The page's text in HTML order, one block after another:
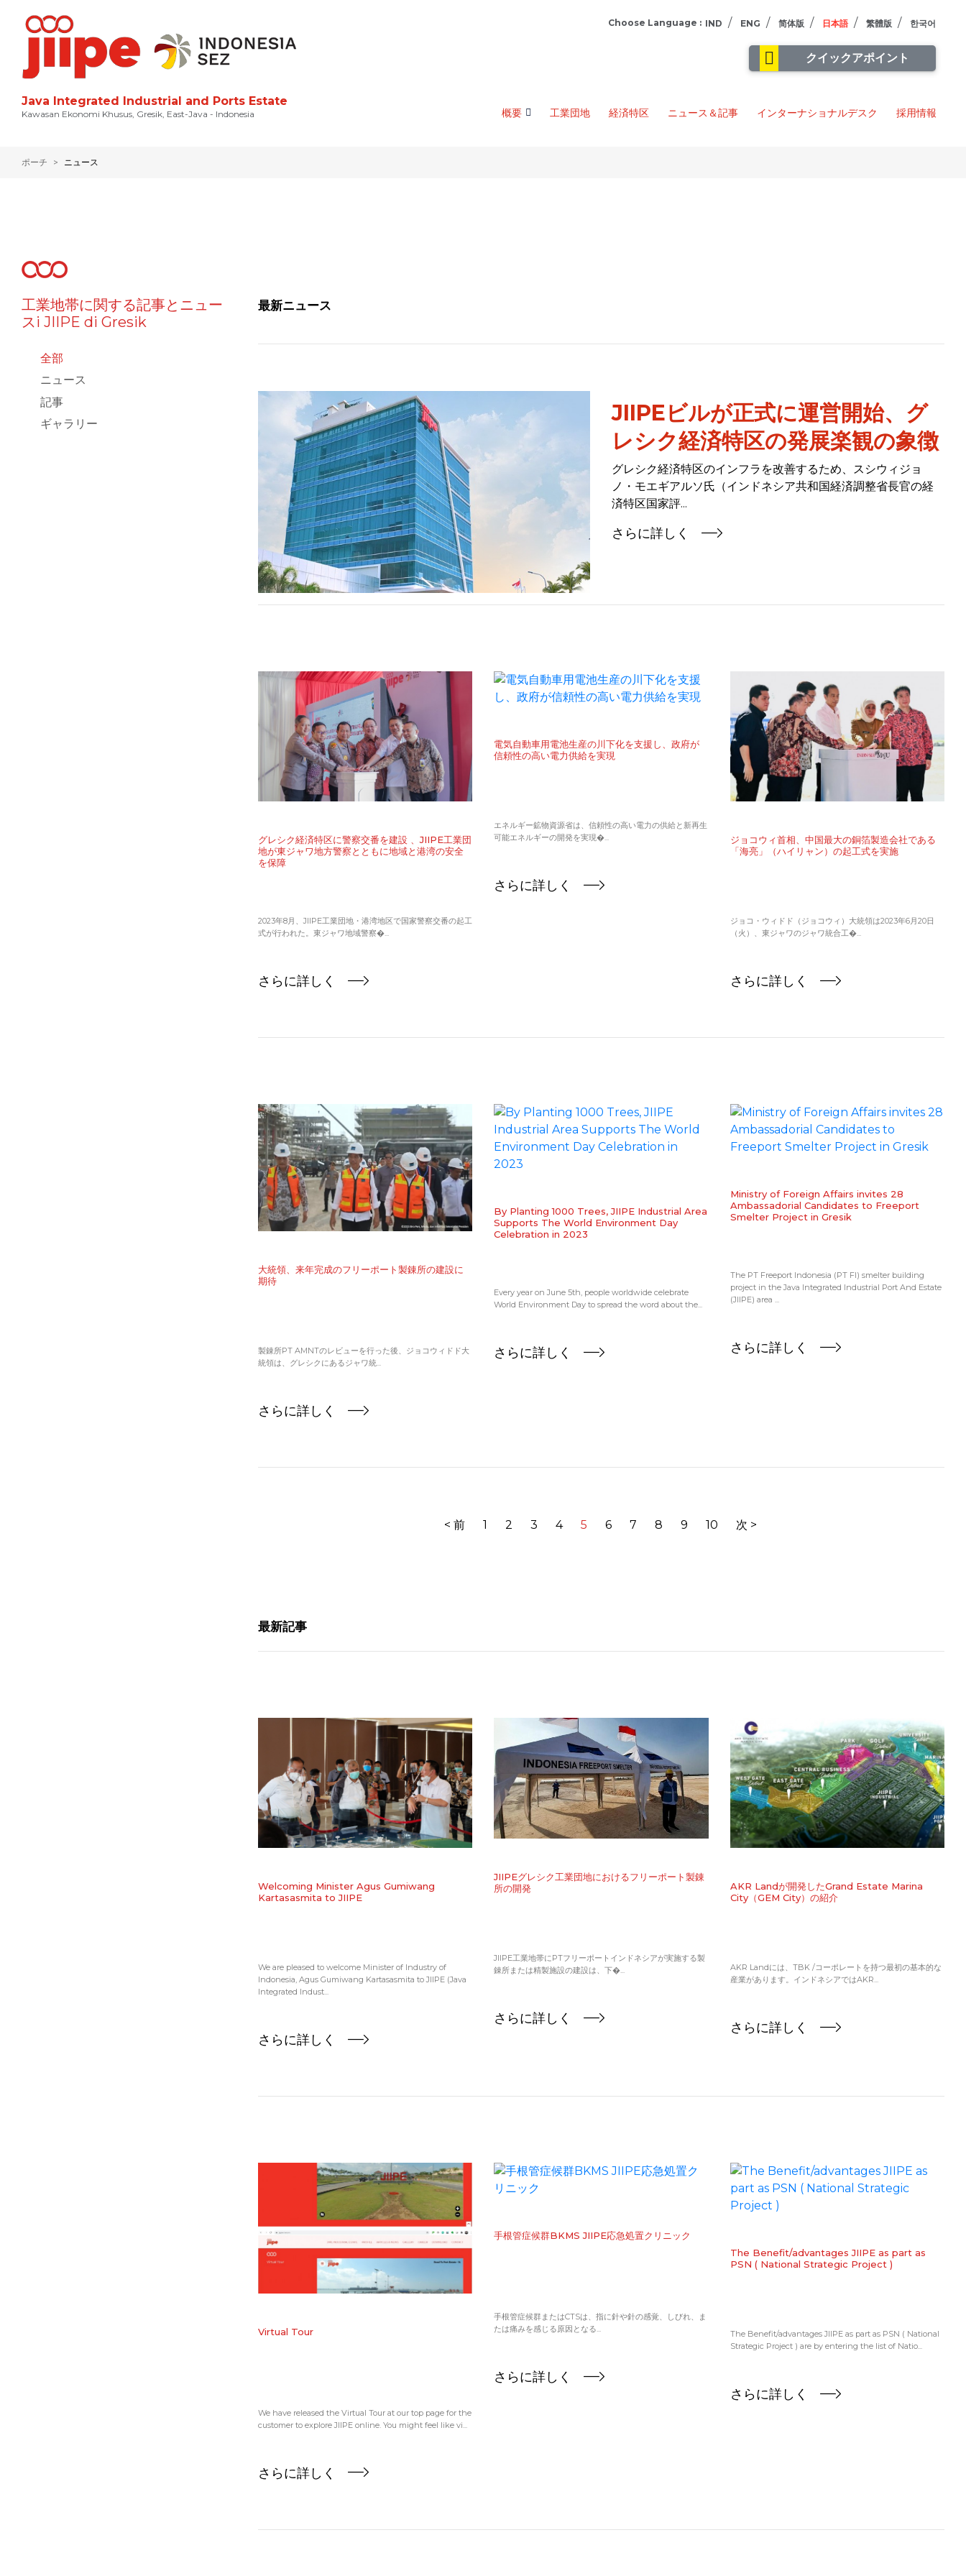
Choose Language : IND / ENG / 简体版 / 日本語 / 繁體版 / 한국어
クイックアポイント
Java Integrated Industrial and Ports Estate
Kawasan Ekonomi Khusus, Gresik, East-Java - Indonesia 概要 工業団地 経済特区 ニュース＆記事 インターナショナルデスク 採用情報
ポーチ ニュース
工業地帯に関する記事とニュー
スi JIIPE di Gresik
全部
ニュース
記事
ギャラリー
最新ニュース
JIIPEビルが正式に運営開始、グ
レシク経済特区の発展楽観の象徴
グレシク経済特区のインフラを改善するため、スシウィジョ
ノ・モエギアルソ氏（インドネシア共和国経済調整省長官の経
済特区国家評...
さらに詳しく
グレシク経済特区に警察交番を建設 、JIIPE工業団
地が東ジャワ地方警察とともに地域と港湾の安全
を保障
2023年8月、JIIPE工業団地・港湾地区で国家警察交番の起工
式が行われた。東ジャワ地域警察�...
さらに詳しく
電気自動車用電池生産の川下化を支援し、政府が
信頼性の高い電力供給を実現
エネルギー鉱物資源省は、信頼性の高い電力の供給と新再生
可能エネルギーの開発を実現�...
さらに詳しく
ジョコウィ首相、中国最大の銅箔製造会社である
「海亮」（ハイリャン）の起工式を実施
ジョコ・ウィドド（ジョコウィ）大統領は2023年6月20日
（火）、東ジャワのジャワ統合工�...
さらに詳しく
大統領、来年完成のフリーポート製錬所の建設に
期待
製錬所PT AMNTのレビューを行った後、ジョコウィドド大
統領は、グレシクにあるジャワ統...
さらに詳しく
By Planting 1000 Trees, JIIPE Industrial Area
Supports The World Environment Day
Celebration in 2023
Every year on June 5th, people worldwide celebrate
World Environment Day to spread the word about the...
さらに詳しく
Ministry of Foreign Affairs invites 28
Ambassadorial Candidates to Freeport
Smelter Project in Gresik
The PT Freeport Indonesia (PT FI) smelter building
project in the Java Integrated Industrial Port And Estate
(JIIPE) area ...
さらに詳しく
< 前 1 2 3 4 5 6 7 8 9 10 次 >
最新記事
Welcoming Minister Agus Gumiwang
Kartasasmita to JIIPE
We are pleased to welcome Minister of Industry of
Indonesia, Agus Gumiwang Kartasasmita to JIIPE (Java
Integrated Indust...
さらに詳しく
​JIIPEグレシク工業団地におけるフリーポート製錬
所の開発
JIIPE工業地帯にPTフリーポートインドネシアが実施する製
錬所または精製施設の建設は、下�...
さらに詳しく
AKR Landが開発したGrand Estate Marina
City（GEM City）の紹介
AKR Landには、TBK /コーポレートを持つ最初の基本的な
産業があります。インドネシアではAKR...
さらに詳しく
Virtual Tour
We have released the Virtual Tour at our top page for the
customer to explore JIIPE online. You might feel like vi...
さらに詳しく
手根管症候群BKMS JIIPE応急処置クリニック
手根管症候群またはCTSは、指に針や針の感覚、しびれ、ま
たは痛みを感じる原因となる...
さらに詳しく
​The Benefit/advantages JIIPE as part as
PSN ( National Strategic Project )
The Benefit/advantages JIIPE as part as PSN ( National
Strategic Project ) are by entering the list of Natio...
さらに詳しく